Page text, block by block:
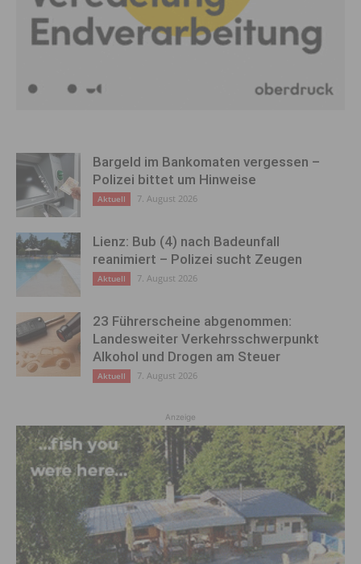
Bargeld im Bankomaten vergessen –
Polizei bittet um Hinweise
Aktuell 7. August 2026
Lienz: Bub (4) nach Badeunfall
reanimiert – Polizei sucht Zeugen
Aktuell 7. August 2026
23 Führerscheine abgenommen:
Landesweiter Verkehrsschwerpunkt
Alkohol und Drogen am Steuer
Aktuell 7. August 2026
Anzeige